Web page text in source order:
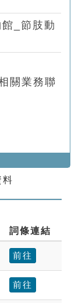
_節肢動
關業務聯
詞條連結
前往
前往